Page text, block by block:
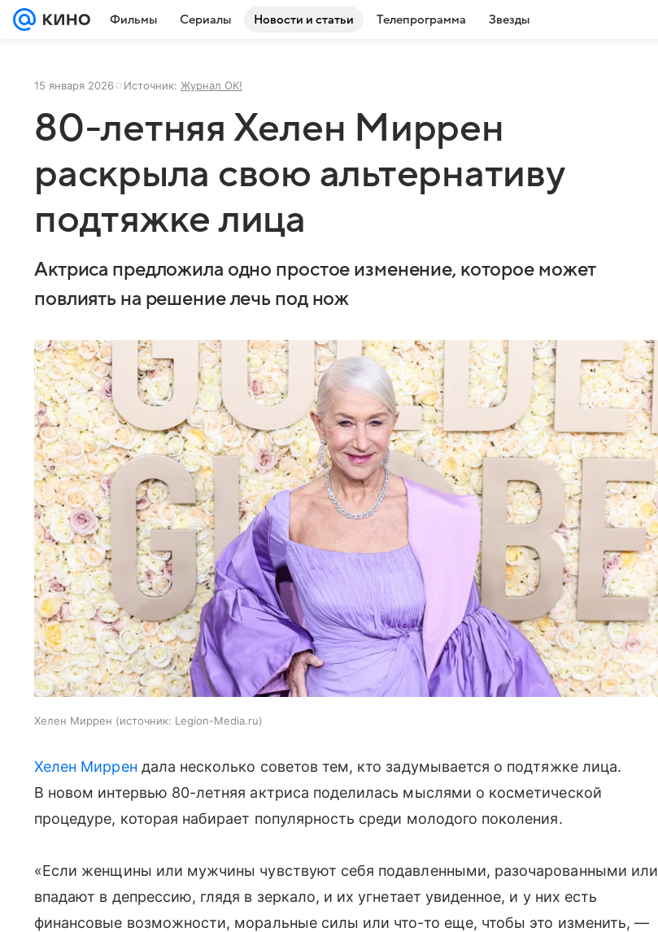
Фильмы Сериалы Новости и статьи Телепрограмма Звезды
15 января 2026 Источник: Журнал OK!
80-летняя Хелен Миррен
раскрыла свою альтернативу
подтяжке лица
Актриса предложила одно простое изменение, которое может
повлиять на решение лечь под нож
Хелен Миррен источник: Legion-Media.ru
Хелен Миррен дала несколько советов тем, кто задумывается о подтяжке лица.
В новом интервью 80-летняя актриса поделилась мыслями о косметической
процедуре, которая набирает популярность среди молодого поколения.
«Если женщины или мужчины чувствуют себя подавленными, разочарованными или
впадают в депрессию, глядя в зеркало, и их угнетает увиденное, и у них есть
финансовые возможности, моральные силы или что-то еще, чтобы это изменить, —